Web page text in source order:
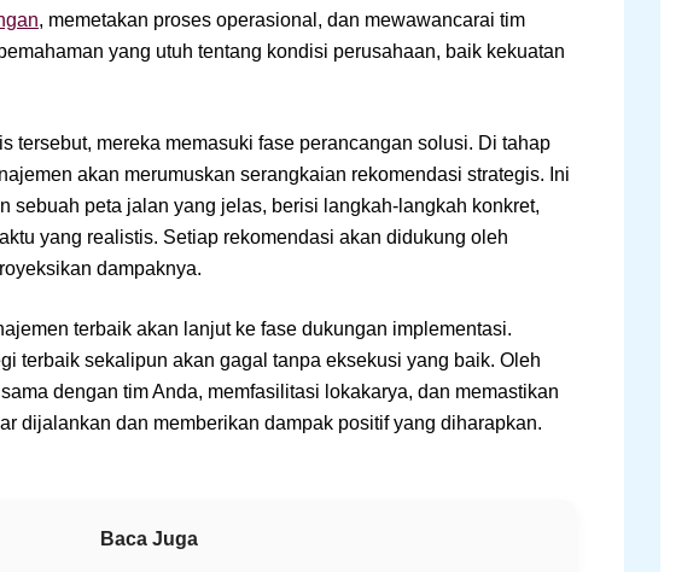
, memetakan proses operasional, dan mewawancarai tim
yang utuh tentang kondisi perusahaan, baik kekuatan
tersebut, mereka memasuki fase perancangan solusi. Di tahap
akan merumuskan serangkaian rekomendasi strategis. Ini
sebuah peta jalan yang jelas, berisi langkah-langkah konkret,
yang realistis. Setiap rekomendasi akan didukung oleh
dampaknya.
terbaik akan lanjut ke fase dukungan implementasi.
terbaik sekalipun akan gagal tanpa eksekusi yang baik. Oleh
dengan tim Anda, memfasilitasi lokakarya, dan memastikan
dijalankan dan memberikan dampak positif yang diharapkan.
Baca Juga